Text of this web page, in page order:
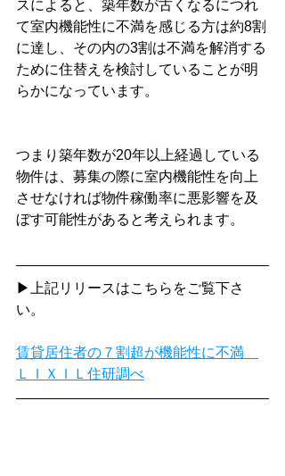
スによると、築年数が古くなるにつれ
て室内機能性に不満を感じる方は約8割
に達し、その内の3割は不満を解消する
ために住替えを検討していることが明
らかになっています。
つまり築年数が20年以上経過している
物件は、募集の際に室内機能性を向上
させなければ物件稼働率に悪影響を及
ぼす可能性があると考えられます。
▶上記リリースはこちらをご覧下さ
い。
賃貸居住者の７割超が機能性に不満
ＬＩＸＩＬ住研調べ